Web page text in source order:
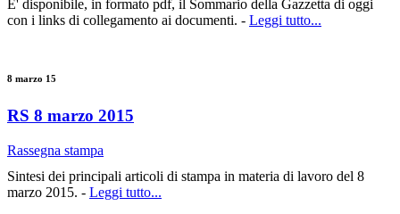
E' disponibile, in formato pdf, il Sommario della Gazzetta di oggi
con i links di collegamento ai documenti. - Leggi tutto...
8 marzo 15
RS 8 marzo 2015
Rassegna stampa
Sintesi dei principali articoli di stampa in materia di lavoro del 8
marzo 2015. - Leggi tutto...